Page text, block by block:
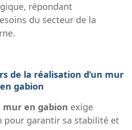
répondant
du secteur de la
de la réalisation d’un mur
en gabion
mur en gabion exige
garantir sa stabilité et